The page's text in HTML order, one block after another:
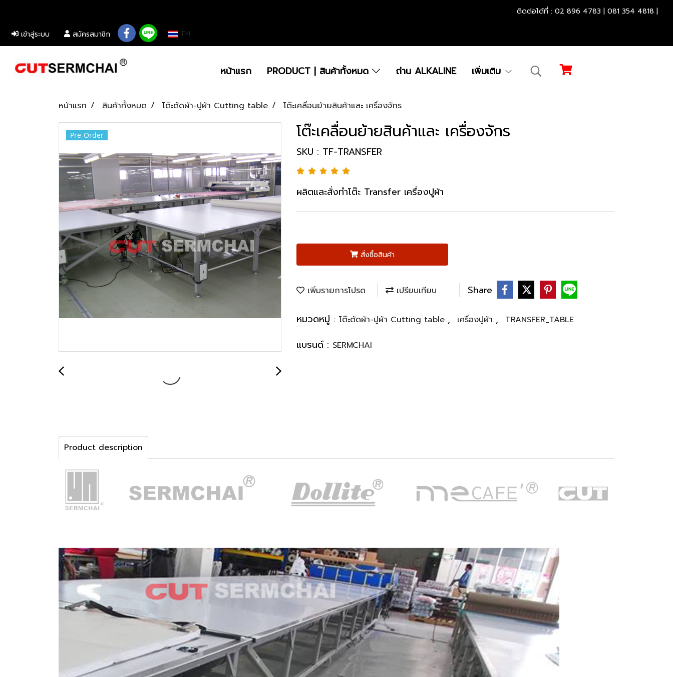
ติดต่อได้ที่ : 02 896 4783 | 081 354 4818 |
เข้าสู่ระบบ สมัครสมาชิก TH
หน้าแรก PRODUCT | สินค้าทั้งหมด ถ่าน ALKALINE เพิ่มเติม
หน้าแรก สินค้าทั้งหมด โต๊ะตัดผ้า-ปูผ้า Cutting table โต๊ะเคลื่อนย้ายสินค้าและ เครื่องจักร
Pre-Order โต๊ะเคลื่อนย้ายสินค้าและ เครื่องจักร
SKU : TF-TRANSFER
ผลิตและสั่งทำโต๊ะ Transfer เครื่องปูผ้า
สั่งซื้อสินค้า
เพิ่มรายการโปรด เปรียบเทียบ Share
หมวดหมู่ : โต๊ะตัดผ้า-ปูผ้า Cutting table , เครื่องปูผ้า , TRANSFER_TABLE
แบรนด์ : SERMCHAI
Product description